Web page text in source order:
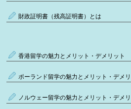
財政証明書（残高証明書）とは
香港留学の魅力とメリット・デメリット
ポーランド留学の魅力とメリット・デメリ
ノルウェー留学の魅力とメリット・デメ